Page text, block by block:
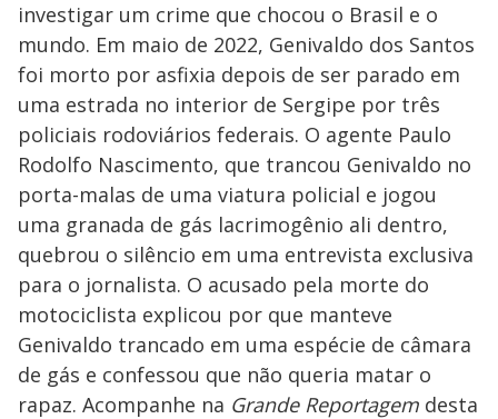
investigar um crime que chocou o Brasil e o
mundo. Em maio de 2022, Genivaldo dos Santos
foi morto por asfixia depois de ser parado em
uma estrada no interior de Sergipe por três
policiais rodoviários federais. O agente Paulo
Rodolfo Nascimento, que trancou Genivaldo no
porta-malas de uma viatura policial e jogou
uma granada de gás lacrimogênio ali dentro,
quebrou o silêncio em uma entrevista exclusiva
para o jornalista. O acusado pela morte do
motociclista explicou por que manteve
Genivaldo trancado em uma espécie de câmara
de gás e confessou que não queria matar o
rapaz. Acompanhe na Grande Reportagem desta